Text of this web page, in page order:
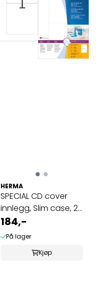
HERMA
SPECIAL CD cover
innlegg, Slim case, 25
ark ...
184,-
På lager
Kjøp